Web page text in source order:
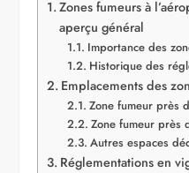
Zones fumeurs à
aperçu général
Importance des
Historique des
Emplacements des
Zone fumeur près
Zone fumeur près
Autres espaces
Réglementations en